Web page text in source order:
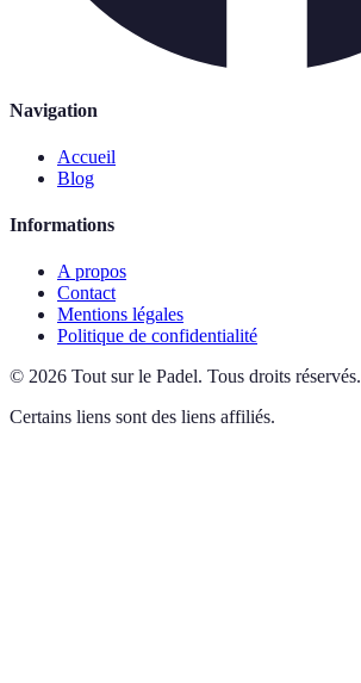
Navigation
Accueil
Blog
Informations
A propos
Contact
Mentions légales
Politique de confidentialité
© 2026 Tout sur le Padel. Tous droits réservés.
Certains liens sont des liens affiliés.